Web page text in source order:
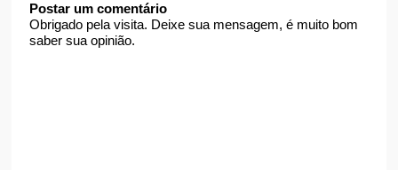
Postar um comentário
Obrigado pela visita. Deixe sua mensagem, é muito bom
saber sua opinião.